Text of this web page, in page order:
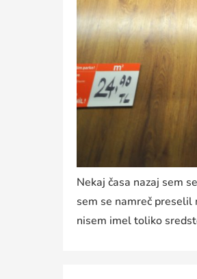
Nekaj časa nazaj sem
sem se namreč preselil
nisem imel toliko